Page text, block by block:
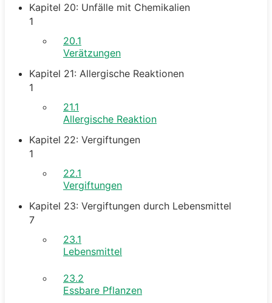
Kapitel 20: Unfälle mit Chemikalien
1
20.1
Verätzungen
Kapitel 21: Allergische Reaktionen
1
21.1
Allergische Reaktion
Kapitel 22: Vergiftungen
1
22.1
Vergiftungen
Kapitel 23: Vergiftungen durch Lebensmittel
7
23.1
Lebensmittel
23.2
Essbare Pflanzen